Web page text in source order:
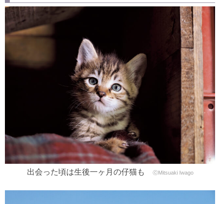
出会った頃は生後一ヶ月の仔猫も ⓒMitsuaki Iwago